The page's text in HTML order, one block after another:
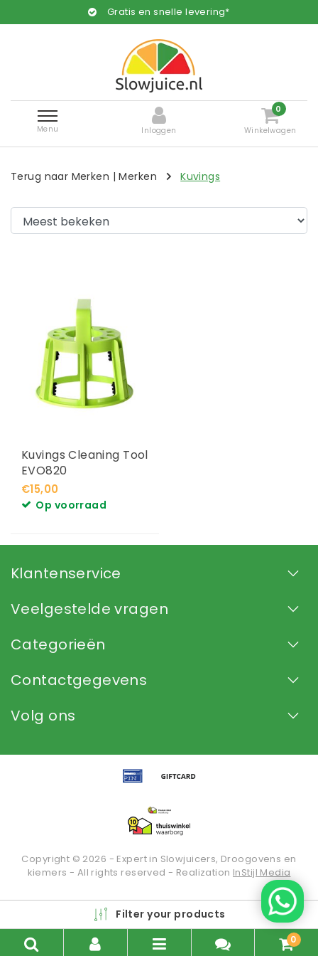
Gratis en snelle levering*
Menu Inloggen
0
Winkelwagen
Terug naar Merken |Merken Kuvings
Kuvings Cleaning Tool
EVO820
€15,00
Op voorraad
Klantenservice
Veelgestelde vragen
Categorieën
Contactgegevens
Volg ons
Copyright © 2026 - Expert in Slowjuicers, Droogovens en
kiemers - All rights reserved - Realization InStijl Media
Filter your products
0
Beoordeling op KiyOh
voor Slowjuice.nl: 9.2/10 (2936
beoordelingen)